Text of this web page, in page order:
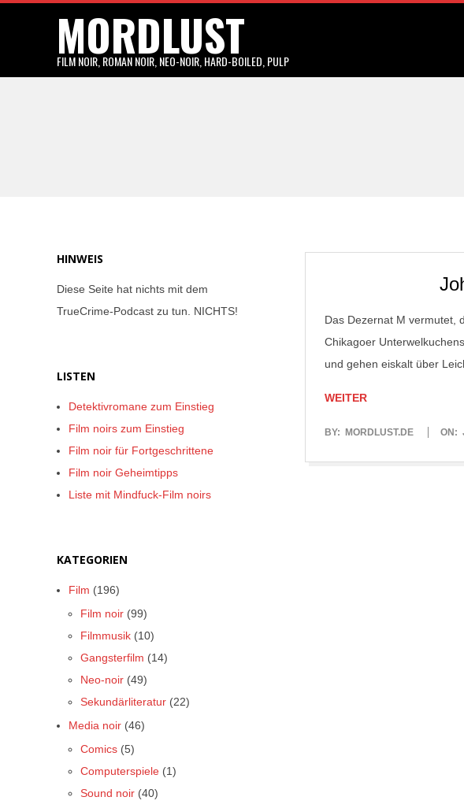
MORDLUST
FILM NOIR, ROMAN NOIR, NEO-NOIR, HARD-BOILED, PULP
Das Dezernat M vermutet,
Chikagoer
und gehen eiskalt über
WEITER
2019-
BY: MORDLUST.DE ON:
HINWEIS
Diese Seite hat nichts mit dem
TrueCrime-Podcast zu tun. NICHTS!
LISTEN
Detektivromane zum Einstieg
Film noirs zum Einstieg
Film noir für Fortgeschrittene
Film noir Geheimtipps
Liste mit Mindfuck-Film noirs
KATEGORIEN
Film (196)
Film noir (99)
Filmmusik (10)
Gangsterfilm (14)
Neo-noir (49)
Sekundärliteratur (22)
Media noir (46)
Comics (5)
Computerspiele (1)
Sound noir (40)